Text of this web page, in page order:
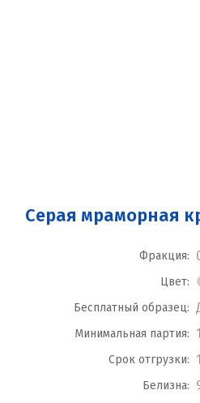
Серая мраморная
Фракция:
Цвет:
Бесплатный образец:
Минимальная партия:
Срок отгрузки:
Белизна: